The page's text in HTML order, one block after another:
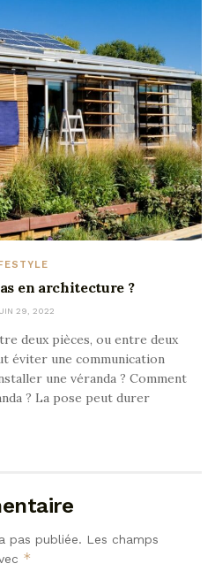
en architecture ?
29, 2022
deux pièces, ou entre deux
éviter une communication
une véranda ? Comment
? La pose peut durer
pas publiée. Les champs
*